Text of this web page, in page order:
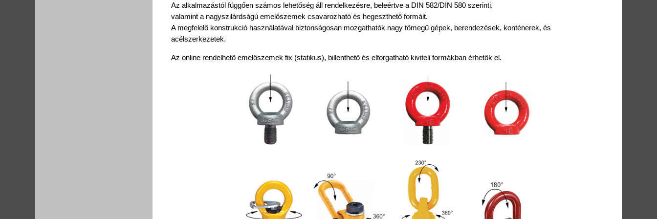
Az alkalmazástól függően számos lehetőség áll rendelkezésre, beleértve a DIN 582/DIN 580 szerinti,
valamint a nagyszilárdságú emelőszemek csavarozható és hegeszthető formáit.
A megfelelő konstrukció használatával biztonságosan mozgathatók nagy tömegű gépek, berendezések, konténerek, és
acélszerkezetek.
Az online rendelhető emelőszemek fix (statikus), billenthető és elforgatható kiviteli formákban érhetők el.